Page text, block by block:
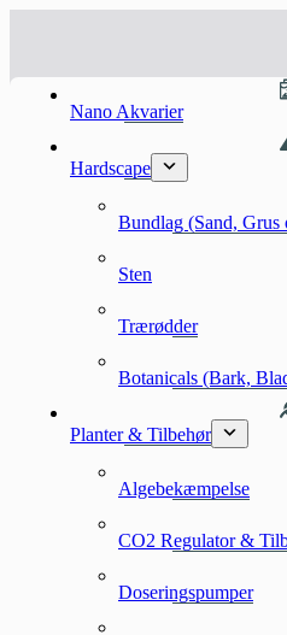
Nano Akvarier
Hardscape
Bundlag (Sand, Grus
Sten
Trærødder
Botanicals (Bark,
Planter & Tilbehør
Algebekæmpelse
CO2 Regulator &
Doseringspumper